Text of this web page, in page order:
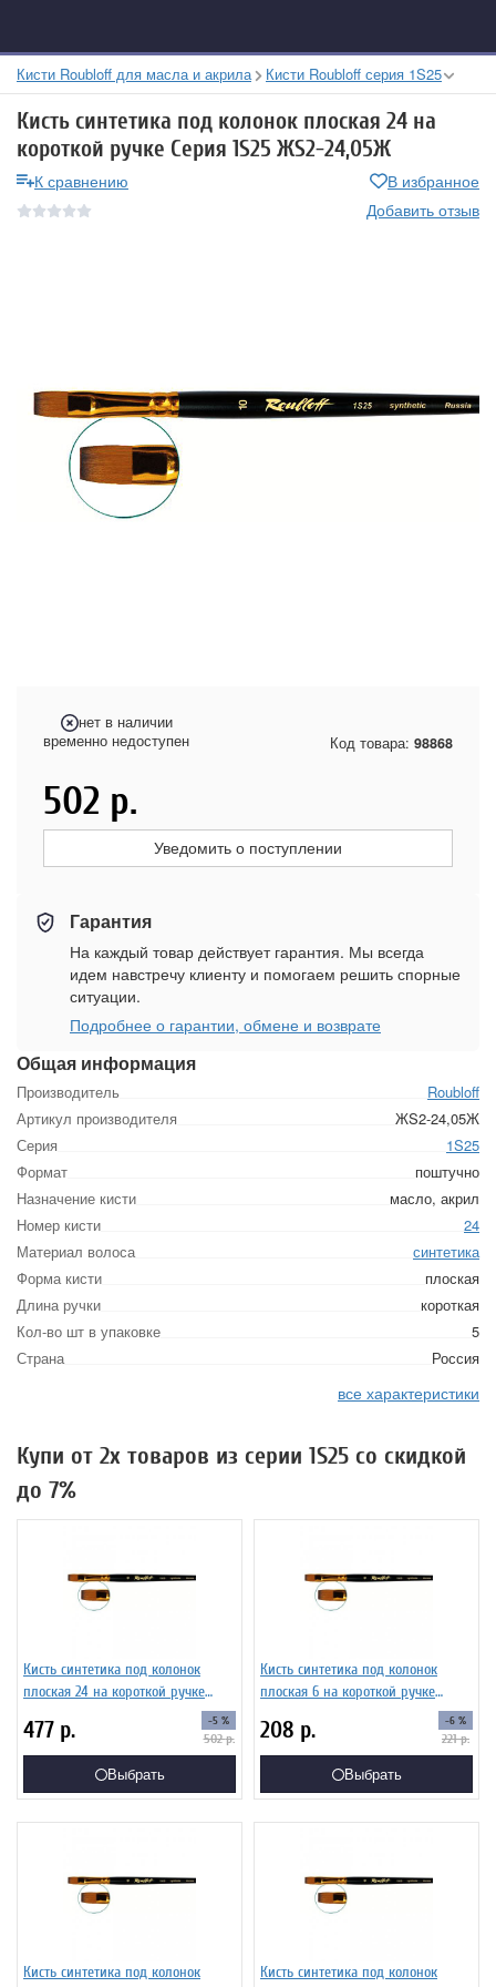
Кисти Roubloff для масла и акрила Кисти Roubloff серия 1S25
Кисть синтетика под колонок плоская 24 на
короткой ручке Серия 1S25 ЖS2-24,05Ж
К сравнению
В избранное
Добавить отзыв
Общая информация
Производитель
Roubloff
Артикул производителя
ЖS2-24,05Ж
Серия
1S25
Формат
поштучно
Назначение кисти
масло, акрил
Номер кисти
24
Материал волоса
синтетика
Форма кисти
плоская
Длина ручки
короткая
Кол-во шт в упаковке
5
Страна
Россия
все характеристики
нет в наличии
временно недоступен
Код товара: 98868
502 р.
Уведомить о поступлении
Гарантия
На каждый товар действует гарантия. Мы всегда
идем навстречу клиенту и помогаем решить спорные
ситуации.
Подробнее о гарантии, обмене и возврате
Купи от 2х товаров из серии 1S25 со скидкой
до 7%
Кисть синтетика под колонок
плоская 24 на короткой ручке
477 р. -5 %
502р.
Выбрать
Кисть синтетика под колонок
плоская 6 на короткой ручке
208 р. -6 %
221р.
Выбрать
Кисть синтетика под колонок
Кисть синтетика под колонок